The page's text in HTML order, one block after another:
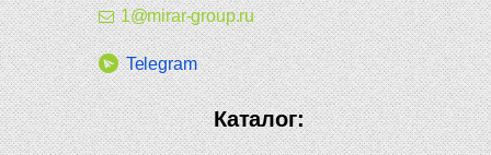
1@mirar-group.ru
Telegram
Каталог: